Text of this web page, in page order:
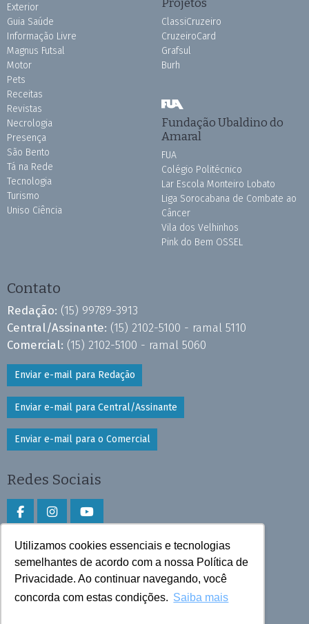
Utilizamos cookies essenciais e tecnologias
semelhantes de acordo com a nossa Política de
Privacidade. Ao continuar navegando, você
concorda com estas condições. Saiba mais
Exterior
Guia Saúde
Informação Livre
Magnus Futsal
Motor
Pets
Receitas
Revistas
Necrologia
Presença
São Bento
Tá na Rede
Tecnologia
Turismo
Uniso Ciência
Projetos
ClassiCruzeiro
CruzeiroCard
Grafsul
Burh
Fundação Ubaldino do
Amaral
FUA
Colégio Politécnico
Lar Escola Monteiro Lobato
Liga Sorocabana de Combate ao
Câncer
Vila dos Velhinhos
Pink do Bem OSSEL
Contato
Redação: (15) 99789-3913
Central/Assinante: (15) 2102-5100 - ramal 5110
Comercial: (15) 2102-5100 - ramal 5060
Enviar e-mail para Redação
Enviar e-mail para Central/Assinante
Enviar e-mail para o Comercial
Redes Sociais
Faça download do aplicativo
Play Store e App Store